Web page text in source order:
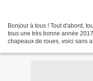
Bonjour à tous ! Tout d'abord,
tous une très bonne année
chapeaux de roues, voici sans